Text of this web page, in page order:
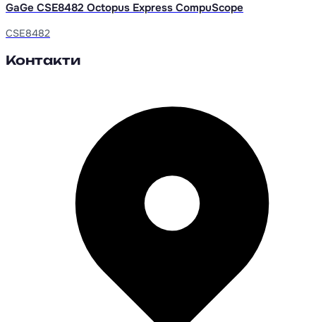
GaGe CSE8482 Octopus Express CompuScope
CSE8482
Контакти